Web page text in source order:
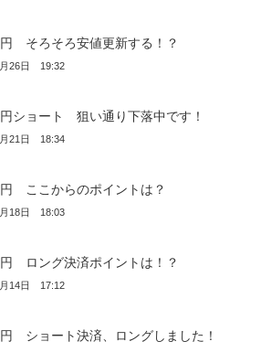
そろそろ安値更新する！？
26日 19:32
円ショート 狙い通り下落中です！
21日 18:34
ここからのポイントは？
18日 18:03
ロング決済ポイントは！？
14日 17:12
ショート決済、ロングしました！